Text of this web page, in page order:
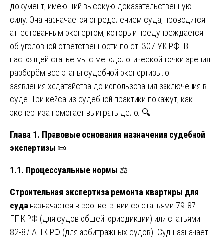
документ, имеющий высокую доказательственную
силу. Она назначается определением суда, проводится
аттестованным экспертом, который предупреждается
об уголовной ответственности по ст. 307 УК РФ. В
настоящей статье мы с методологической точки зрения
разберём все этапы судебной экспертизы: от
заявления ходатайства до использования заключения в
суде. Три кейса из судебной практики покажут, как
экспертиза помогает выиграть дело. 🔍
Глава 1. Правовые основания назначения судебной
экспертизы 📜
1.1. Процессуальные нормы ⚖️
Строительная экспертиза ремонта квартиры для
суда назначается в соответствии со статьями 79-87
ГПК РФ (для судов общей юрисдикции) или статьями
82-87 АПК РФ (для арбитражных судов). Суд назначает